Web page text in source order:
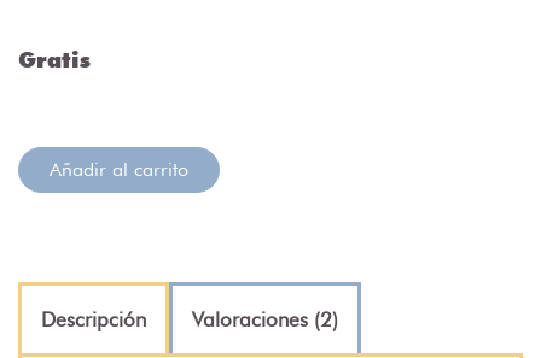
Gratis
Añadir al carrito
Descripción Valoraciones (2)